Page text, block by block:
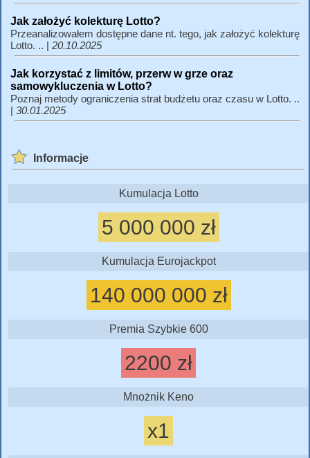
Jak założyć kolekturę Lotto?
Przeanalizowałem dostępne dane nt. tego, jak założyć kolekturę
Lotto. .. | 20.10.2025
Jak korzystać z limitów, przerw w grze oraz
samowykluczenia w Lotto?
Poznaj metody ograniczenia strat budżetu oraz czasu w Lotto. ..
| 30.01.2025
Informacje
Kumulacja Lotto
5 000 000 zł
Kumulacja Eurojackpot
140 000 000 zł
Premia Szybkie 600
2200 zł
Mnożnik Keno
x1